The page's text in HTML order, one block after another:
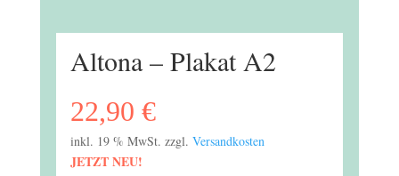
Altona – Plakat A2
22,90 €
inkl. 19 % MwSt. zzgl. Versandkosten
JETZT NEU!